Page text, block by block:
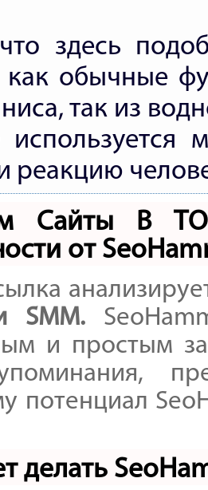
здесь
как обычные
так из
реакцию
Сайты В
от
SMM.
и простым
потенциал
делать